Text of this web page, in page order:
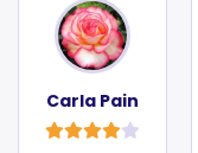
Carla Pain